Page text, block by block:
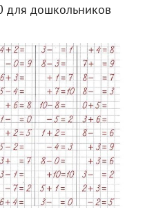
для дошкольников